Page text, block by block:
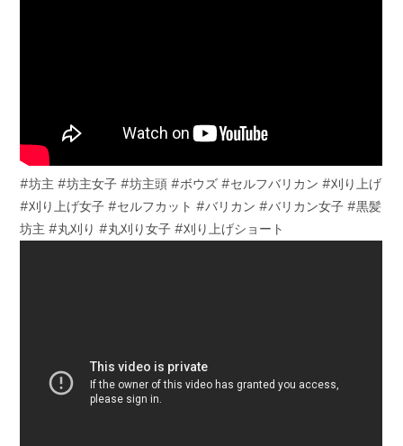
#坊主 #坊主女子 #坊主頭 #ボウズ #セルフバリカン #刈り上げ
#刈り上げ女子 #セルフカット #バリカン #バリカン女子 #黒髪
坊主 #丸刈り #丸刈り女子 #刈り上げショート